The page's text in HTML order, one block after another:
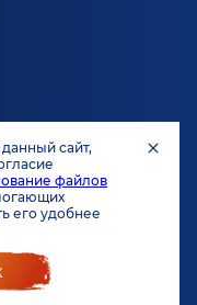
сайт,
файлов
его удобнее